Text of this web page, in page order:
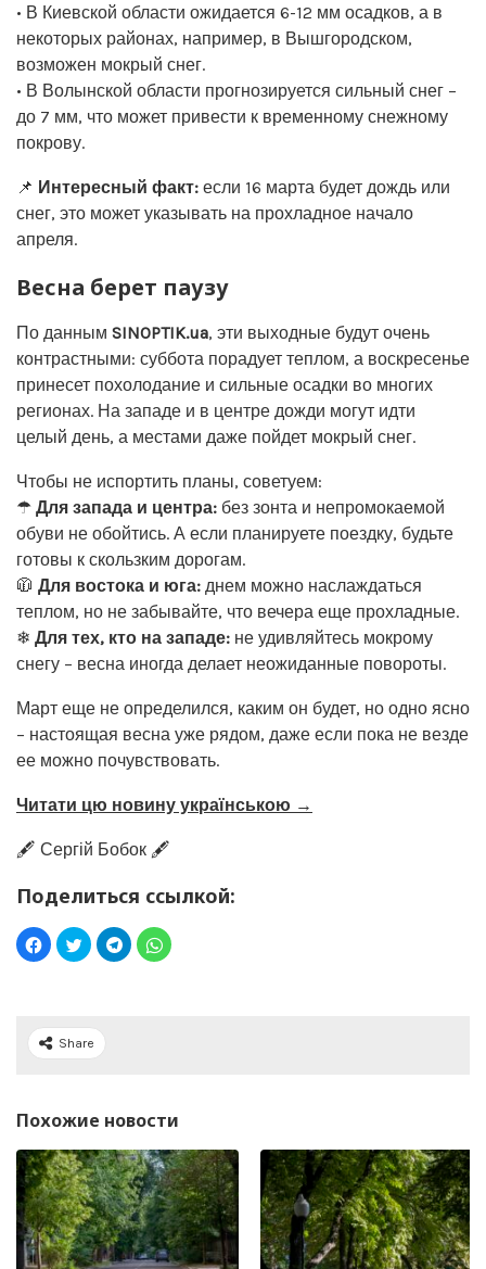
• В Киевской области ожидается 6-12 мм осадков, а в
некоторых районах, например, в Вышгородском,
возможен мокрый снег.
• В Волынской области прогнозируется сильный снег –
до 7 мм, что может привести к временному снежному
покрову.
📌 Интересный факт: если 16 марта будет дождь или
снег, это может указывать на прохладное начало
апреля.
Весна берет паузу
По данным SINOPTIK.ua, эти выходные будут очень
контрастными: суббота порадует теплом, а воскресенье
принесет похолодание и сильные осадки во многих
регионах. На западе и в центре дожди могут идти
целый день, а местами даже пойдет мокрый снег.
Чтобы не испортить планы, советуем:
☂ Для запада и центра: без зонта и непромокаемой
обуви не обойтись. А если планируете поездку, будьте
готовы к скользким дорогам.
🧥 Для востока и юга: днем можно наслаждаться
теплом, но не забывайте, что вечера еще прохладные.
❄ Для тех, кто на западе: не удивляйтесь мокрому
снегу – весна иногда делает неожиданные повороты.
Март еще не определился, каким он будет, но одно ясно
– настоящая весна уже рядом, даже если пока не везде
ее можно почувствовать.
Читати цю новину українською →
🖋️ Сергій Бобок 🖋️
Поделиться ссылкой:
Share
Похожие новости